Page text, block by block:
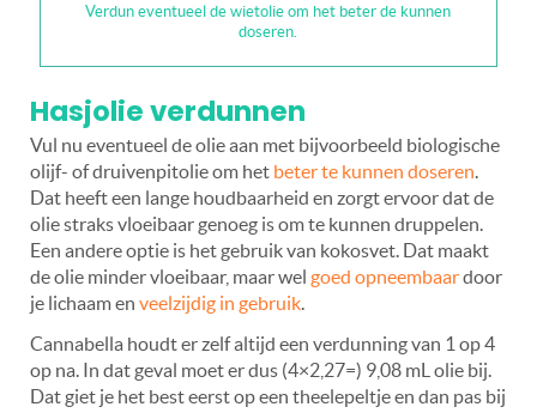
Verdun eventueel de wietolie om het beter de kunnen
doseren.
Hasjolie verdunnen
Vul nu eventueel de olie aan met bijvoorbeeld biologische
olijf- of druivenpitolie om het beter te kunnen doseren.
Dat heeft een lange houdbaarheid en zorgt ervoor dat de
olie straks vloeibaar genoeg is om te kunnen druppelen.
Een andere optie is het gebruik van kokosvet. Dat maakt
de olie minder vloeibaar, maar wel goed opneembaardoor
je lichaam en veelzijdig in gebruik.
Cannabella houdt er zelf altijd een verdunning van 1 op 4
op na. In dat geval moet er dus (4×2,27=) 9,08 mL olie bij.
Dat giet je het best eerst op een theelepeltje en dan pas bij